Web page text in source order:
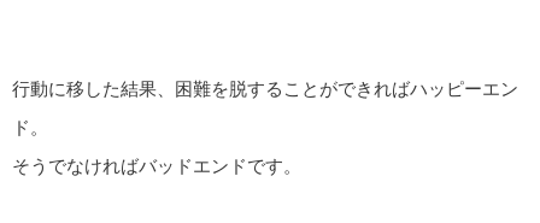
行動に移した結果、困難を脱することができればハッピーエン
ド。
そうでなければバッドエンドです。